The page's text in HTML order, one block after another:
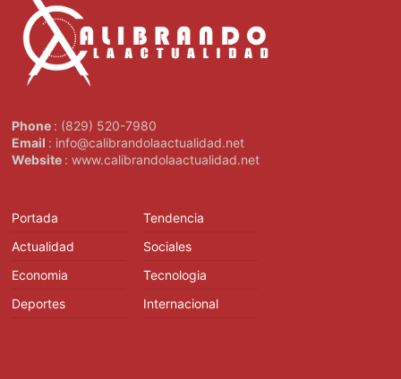
Phone : (829) 520-7980
Email : info@calibrandolaactualidad.net
Website : www.calibrandolaactualidad.net
Portada
Actualidad
Economia
Deportes
Tendencia
Sociales
Tecnologia
Internacional